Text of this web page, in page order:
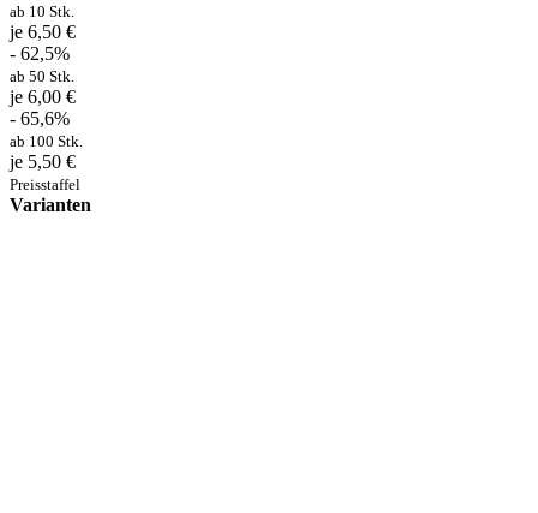
ab 10 Stk.
je 6,50 €
- 62,5%
ab 50 Stk.
je 6,00 €
- 65,6%
ab 100 Stk.
je 5,50 €
Preisstaffel
Varianten